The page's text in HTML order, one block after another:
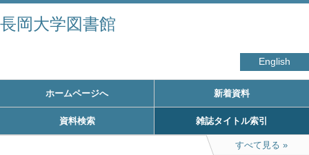
長岡大学図書館
English
ホームページへ 新着資料
資料検索 雑誌タイトル索引
すべて見る